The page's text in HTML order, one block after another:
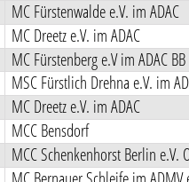
MC Fürstenwalde e.V. im ADAC
MC Dreetz e.V. im ADAC
MC Fürstenberg e.V im ADAC BB
MSC Fürstlich Drehna e.V. im
MC Dreetz e.V. im ADAC
MCC Bensdorf
MCC Schenkenhorst Berlin e.V.